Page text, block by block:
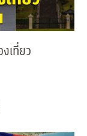
เที่ยว